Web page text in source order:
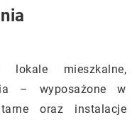
mieszkalne,
– wyposażone w
oraz instalacje